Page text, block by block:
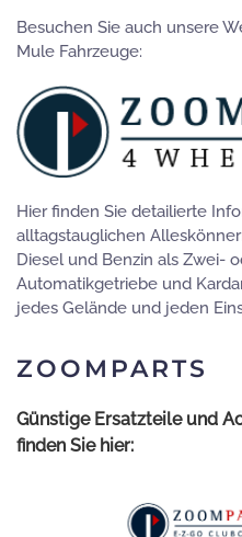
Besuchen Sie auch unsere
Mule Fahrzeuge:
Hier finden Sie detailierte
alltagstauglichen
Diesel und Benzin als Zwei-
Automatikgetriebe und
jedes Gelände und jeden
ZOOMPARTS
Günstige Ersatzteile und
finden Sie hier: